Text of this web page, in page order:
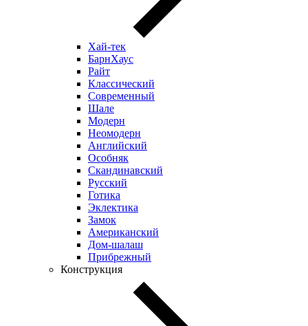
Хай-тек
БарнХаус
Райт
Классический
Современный
Шале
Модерн
Неомодерн
Английский
Особняк
Скандинавский
Русский
Готика
Эклектика
Замок
Американский
Дом-шалаш
Прибрежный
Конструкция